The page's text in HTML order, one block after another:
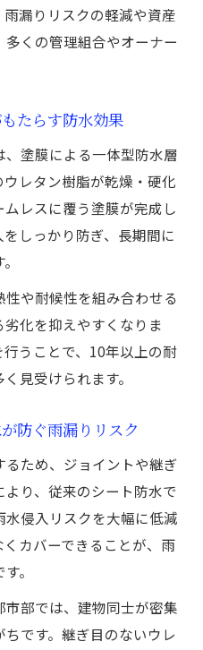
性と改修メリットを解
防水法の真価
テナンスが簡単な理由
支えるウレタン防水
工・重ね塗りがもたら
タン防水の特性
るウレタン防水のメリ
タン防水の理由
でウレタン防水が支持
性が評価されるポイン
応えるウレタン防水の
中野区で広がる理由
漏りリスクの軽減や資産
くの管理組合やオーナー
たらす防水効果
塗膜による一体型防水層
レタン樹脂が乾燥・硬化
レスに覆う塗膜が完成し
しっかり防ぎ、長期間に
や耐候性を組み合わせる
化を抑えやすくなりま
うことで、10年以上の耐
見受けられます。
防ぐ雨漏りリスク
ため、ジョイントや継ぎ
り、従来のシート防水で
侵入リスクを大幅に低減
カバーできることが、雨
。
部では、建物同士が密集
です。継ぎ目のないウレ